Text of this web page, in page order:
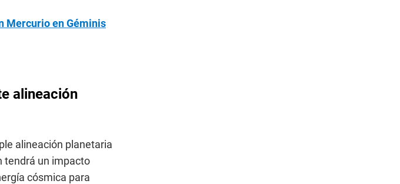
Mercurio en Géminis
alineación
alineación planetaria
tendrá un impacto
cósmica para